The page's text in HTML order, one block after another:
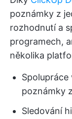
poznámky z
rozhodnutí a
programech,
několika
Spolupráce
poznámky
Sledování